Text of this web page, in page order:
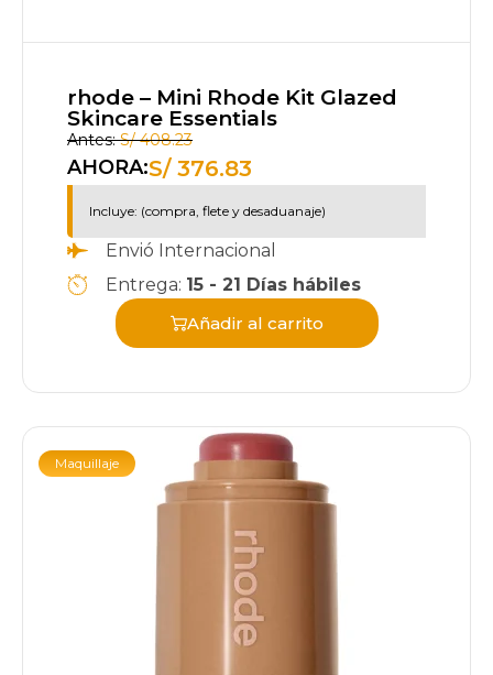
rhode – Mini Rhode Kit Glazed
Skincare Essentials
Antes:S/408.23
AHORA:S/376.83
Incluye: (compra, flete y desaduanaje)
Envió Internacional
Entrega: 15 - 21 Días hábiles
Añadir al carrito
Maquillaje